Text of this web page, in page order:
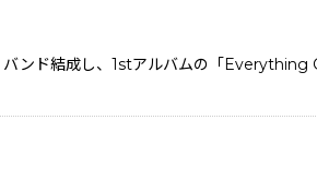
ンド結成し、1stアルバムの「